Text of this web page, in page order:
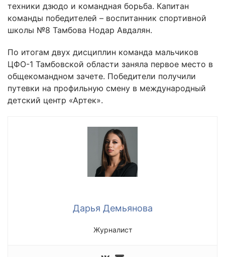
техники дзюдо и командная борьба. Капитан
команды победителей – воспитанник спортивной
школы №8 Тамбова Нодар Авдалян.
По итогам двух дисциплин команда мальчиков
ЦФО-1 Тамбовской области заняла первое место в
общекомандном зачете. Победители получили
путевки на профильную смену в международный
детский центр «Артек».
Дарья Демьянова
Журналист